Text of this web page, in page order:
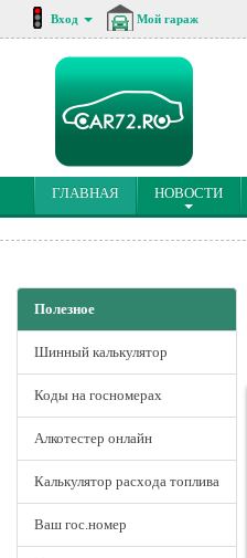
Вход Мой гараж
ГЛАВНАЯ(CURRENT)
НОВОСТИ
Полезное
Шинный калькулятор
Коды на госномерах
Алкотестер онлайн
Калькулятор расхода топлива
Ваш гос.номер